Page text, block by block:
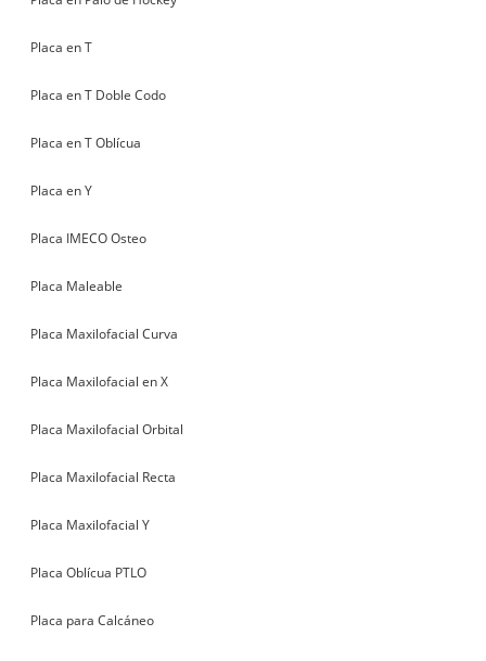
Placa en T
Placa en T Doble Codo
Placa en T Oblícua
Placa en Y
Placa IMECO Osteo
Placa Maleable
Placa Maxilofacial Curva
Placa Maxilofacial en X
Placa Maxilofacial Orbital
Placa Maxilofacial Recta
Placa Maxilofacial Y
Placa Oblícua PTLO
Placa para Calcáneo